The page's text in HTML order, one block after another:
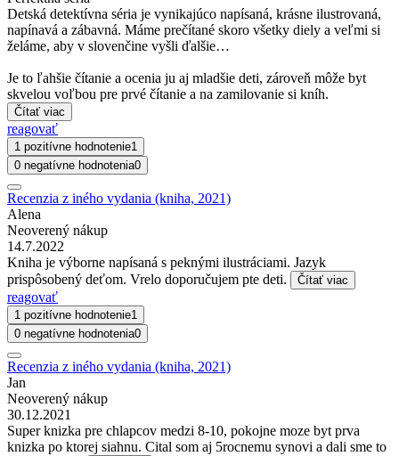
Detská detektívna séria je vynikajúco napísaná, krásne ilustrovaná,
napínavá a zábavná. Máme prečítané skoro všetky diely a veľmi si
želáme, aby v slovenčine vyšli ďalšie…
Je to ľahšie čítanie a ocenia ju aj mladšie deti, zároveň môže byt
skvelou voľbou pre prvé čítanie a na zamilovanie si kníh.
Čítať viac
reagovať
1 pozitívne hodnotenie1
0 negatívne hodnotenia0
Recenzia z iného vydania (kniha, 2021)
Alena
Neoverený nákup
14.7.2022
Kniha je výborne napísaná s peknými ilustráciami. Jazyk
prispôsobený deťom. Vrelo doporučujem pte deti.
Čítať viac
reagovať
1 pozitívne hodnotenie1
0 negatívne hodnotenia0
Recenzia z iného vydania (kniha, 2021)
Jan
Neoverený nákup
30.12.2021
Super knizka pre chlapcov medzi 8-10, pokojne moze byt prva
knizka po ktorej siahnu. Cital som aj 5rocnemu synovi a dali sme to